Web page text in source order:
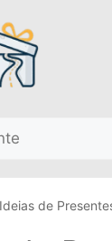
de